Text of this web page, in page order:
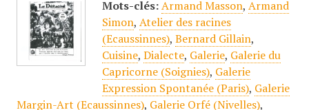
Mots-clés: Armand Masson, Armand
Simon, Atelier des racines
(Ecaussinnes), Bernard Gillain,
Cuisine, Dialecte, Galerie, Galerie du
Capricorne (Soignies), Galerie
Expression Spontanée (Paris), Galerie
Margin-Art (Ecaussinnes), Galerie Orfé (Nivelles),